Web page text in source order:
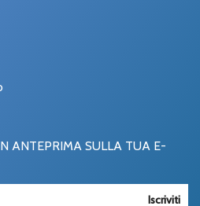
ANTEPRIMA SULLA TUA E-
Iscriviti